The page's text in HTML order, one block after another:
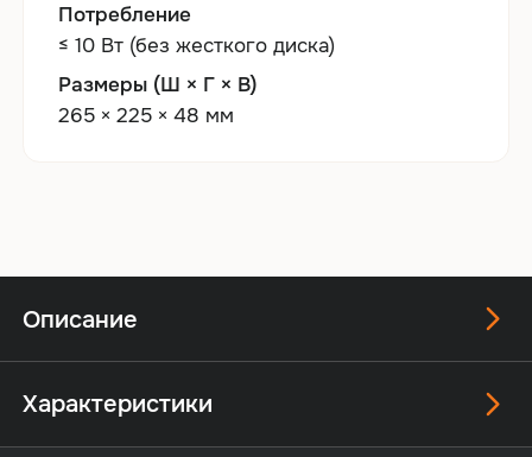
Потребление
≤ 10 Вт (без жесткого диска)
Размеры (Ш × Г × В)
265 × 225 × 48 мм
Описание
Характеристики